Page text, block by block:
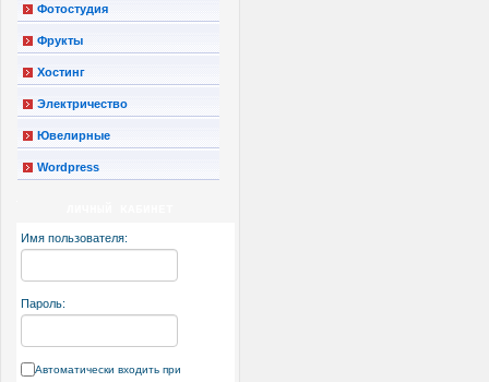
Фотостудия
Фрукты
Хостинг
Электричество
Ювелирные
Wordpress
Имя пользователя:
Пароль:
Автоматически входить при